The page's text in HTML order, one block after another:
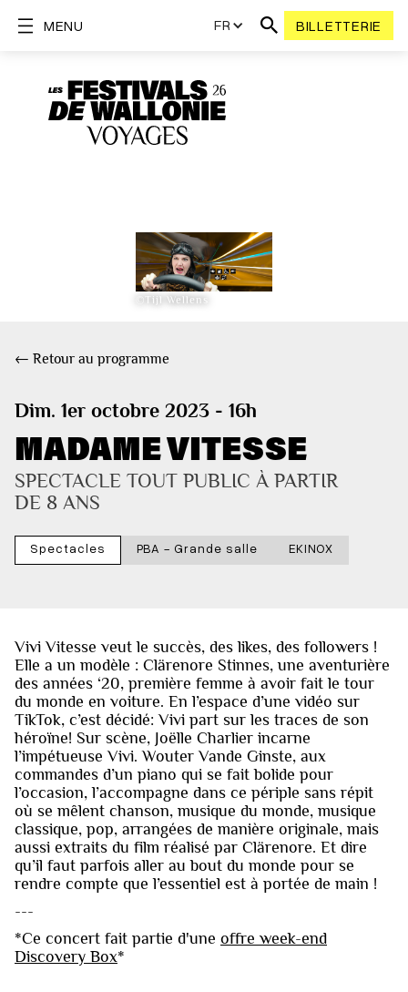
FR BILLETTERIE
MENU
©Tijl Wellens
← Retour au programme
Dim. 1er octobre 2023 - 16h
MADAME VITESSE
SPECTACLE TOUT PUBLIC À PARTIR
DE 8 ANS
Spectacles PBA - Grande salle EKINOX
Vivi Vitesse veut le succès, des likes, des followers !
Elle a un modèle : Clärenore Stinnes, une aventurière
des années ‘20, première femme à avoir fait le tour
du monde en voiture. En l’espace d’une vidéo sur
TikTok, c’est décidé: Vivi part sur les traces de son
héroïne! Sur scène, Joëlle Charlier incarne
l’impétueuse Vivi. Wouter Vande Ginste, aux
commandes d’un piano qui se fait bolide pour
l’occasion, l’accompagne dans ce périple sans répit
où se mêlent chanson, musique du monde, musique
classique, pop, arrangées de manière originale, mais
aussi extraits du film réalisé par Clärenore. Et dire
qu’il faut parfois aller au bout du monde pour se
rendre compte que l’essentiel est à portée de main !
---
*Ce concert fait partie d'une offre week-end
Discovery Box*